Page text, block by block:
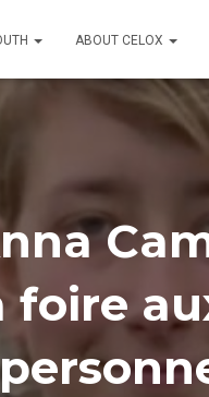
ABOUT CELOX
foire